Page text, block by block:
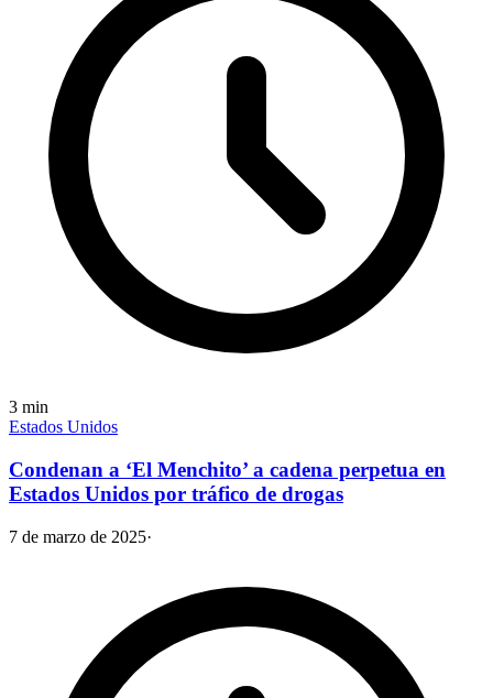
3 min
Estados Unidos
Condenan a ‘El Menchito’ a cadena perpetua en
Estados Unidos por tráfico de drogas
7 de marzo de 2025·